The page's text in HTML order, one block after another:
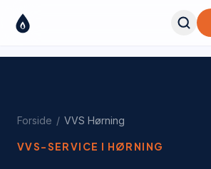
Forside / VVS Hørning
VVS-SERVICE I HØRNING